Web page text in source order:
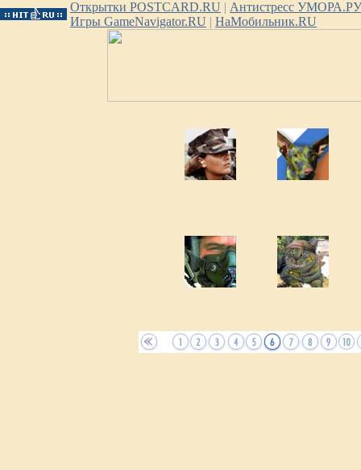
Открытки POSTCARD.RU | Антистресс УМОРА.РУ
Игры GameNavigator.RU | НаМобильник.RU